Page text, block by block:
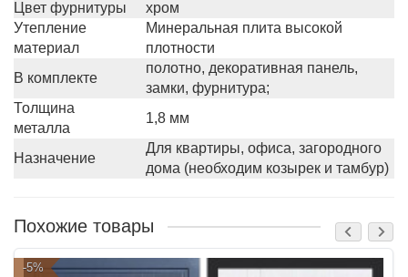
Цвет фурнитуры
хром
Утепление
материал
Минеральная плита высокой
плотности
В комплекте
полотно, декоративная панель,
замки, фурнитура;
Толщина
металла
1,8 мм
Назначение
Для квартиры, офиса, загородного
дома (необходим козырек и тамбур)
Похожие товары
-5%